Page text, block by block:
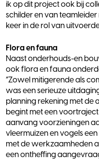
ik op dit project ook bij
schilder en van
keer in de rol van
Flora en fauna
Naast onderhouds-en
ook flora en fauna
“Zowel mitigerende als
was een serieuze
planning rekening met de
begint met een
aanvang voorzieningen
vleermuizen en vogels
met de werkzaamheden
een ontheffing